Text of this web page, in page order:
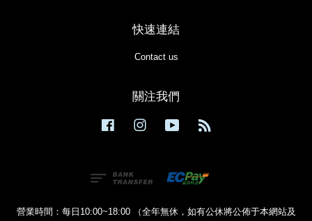
快速連結
Contact us
關注我們
Facebook Instagram YouTube
營業時間：每日10:00~18:00 （全年無休，如有公休將公佈于本網站及